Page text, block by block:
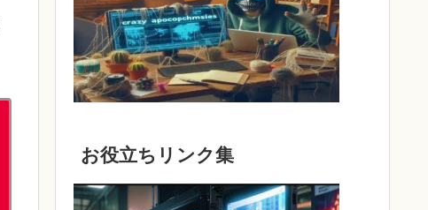
お役立ちリンク集